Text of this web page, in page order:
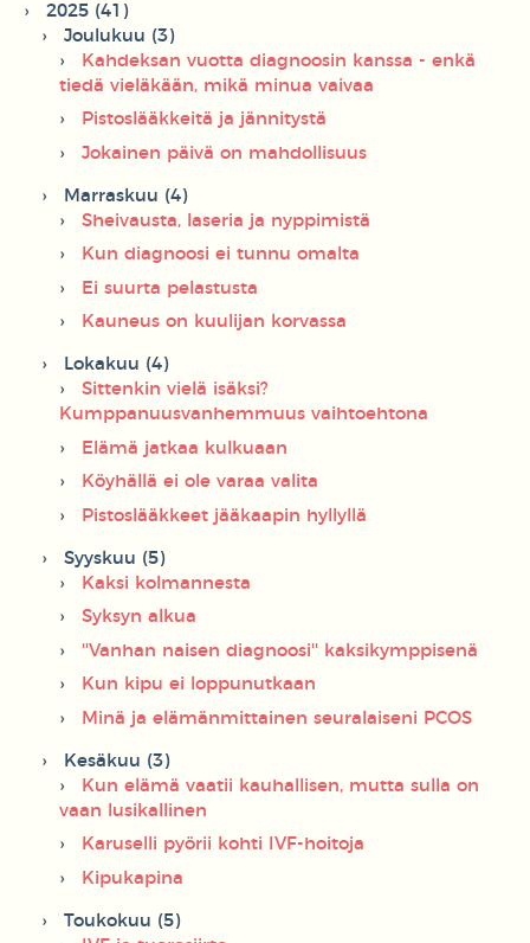
2025 (41)
Joulukuu (3)
Kahdeksan vuotta diagnoosin kanssa - enkä
tiedä vieläkään, mikä minua vaivaa
Pistoslääkkeitä ja jännitystä
Jokainen päivä on mahdollisuus
Marraskuu (4)
Sheivausta, laseria ja nyppimistä
Kun diagnoosi ei tunnu omalta
Ei suurta pelastusta
Kauneus on kuulijan korvassa
Lokakuu (4)
Sittenkin vielä isäksi?
Kumppanuusvanhemmuus vaihtoehtona
Elämä jatkaa kulkuaan
Köyhällä ei ole varaa valita
Pistoslääkkeet jääkaapin hyllyllä
Syyskuu (5)
Kaksi kolmannesta
Syksyn alkua
''Vanhan naisen diagnoosi'' kaksikymppisenä
Kun kipu ei loppunutkaan
Minä ja elämänmittainen seuralaiseni PCOS
Kesäkuu (3)
Kun elämä vaatii kauhallisen, mutta sulla on
vaan lusikallinen
Karuselli pyörii kohti IVF-hoitoja
Kipukapina
Toukokuu (5)